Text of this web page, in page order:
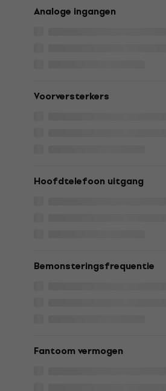
Analoge ingangen
Voorversterkers
Hoofdtelefoon uitgang
Bemonsteringsfrequentie
Fantoom vermogen